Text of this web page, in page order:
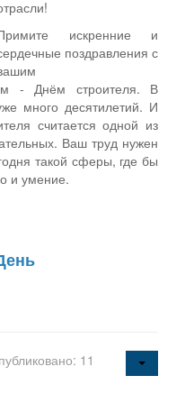
искренние и
поздравления с
- Днём строителя. В
много десятилетий. И
считается одной из
Ваш труд нужен
такой сферы, где бы
и умение.
11